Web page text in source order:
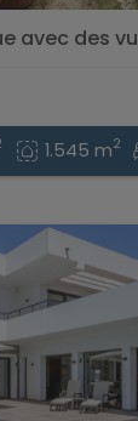
avec des
1.545 m2